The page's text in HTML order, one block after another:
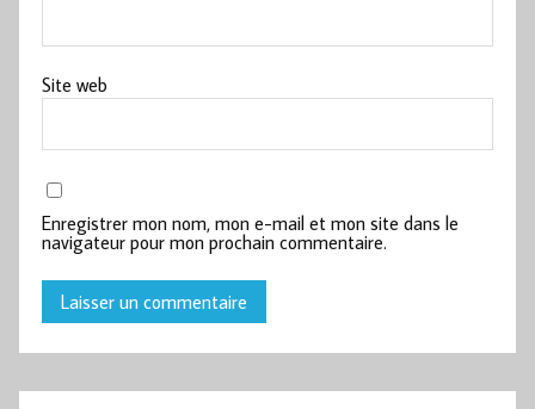
Site web
Enregistrer mon nom, mon e-mail et mon site dans le
navigateur pour mon prochain commentaire.